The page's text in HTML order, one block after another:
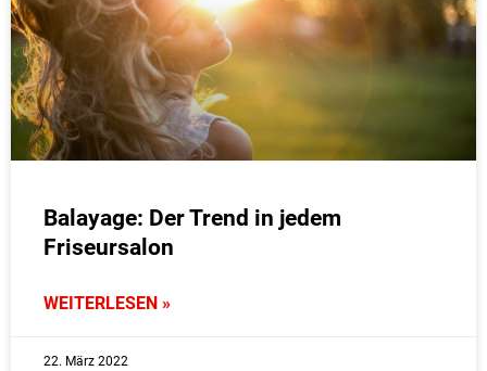
Balayage: Der Trend in jedem
Friseursalon
WEITERLESEN »
22. März 2022